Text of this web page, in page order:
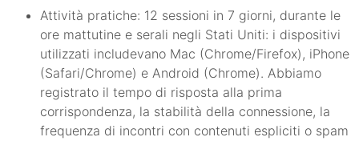
Attività pratiche: 12 sessioni in 7 giorni, durante le
ore mattutine e serali negli Stati Uniti: i dispositivi
utilizzati includevano Mac (Chrome/Firefox), iPhone
(Safari/Chrome) e Android (Chrome). Abbiamo
registrato il tempo di risposta alla prima
corrispondenza, la stabilità della connessione, la
frequenza di incontri con contenuti espliciti o spam